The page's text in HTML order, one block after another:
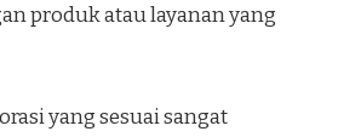
produk atau layanan yang
yang sesuai sangat